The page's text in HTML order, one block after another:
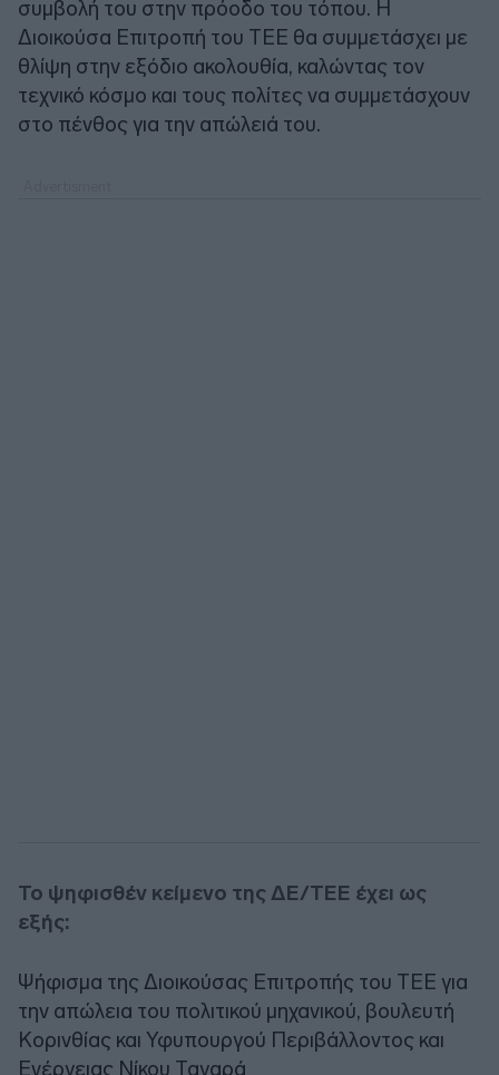
συμβολή του στην πρόοδο του τόπου. Η
Διοικούσα Επιτροπή του ΤΕΕ θα συμμετάσχει με
θλίψη στην εξόδιο ακολουθία, καλώντας τον
τεχνικό κόσμο και τους πολίτες να συμμετάσχουν
στο πένθος για την απώλειά του.
Το ψηφισθέν κείμενο της ΔΕ/ΤΕΕ έχει ως
εξής:
Ψήφισμα της Διοικούσας Επιτροπής του ΤΕΕ για
την απώλεια του πολιτικού μηχανικού, βουλευτή
Κορινθίας και Υφυπουργού Περιβάλλοντος και
Ενέργειας Νίκου Ταγαρά